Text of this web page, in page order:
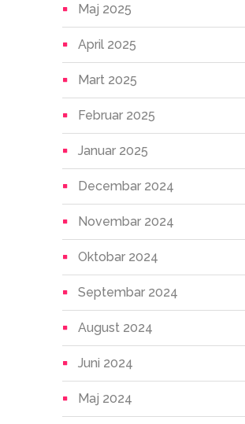
Maj 2025
April 2025
Mart 2025
Februar 2025
Januar 2025
Decembar 2024
Novembar 2024
Oktobar 2024
Septembar 2024
August 2024
Juni 2024
Maj 2024